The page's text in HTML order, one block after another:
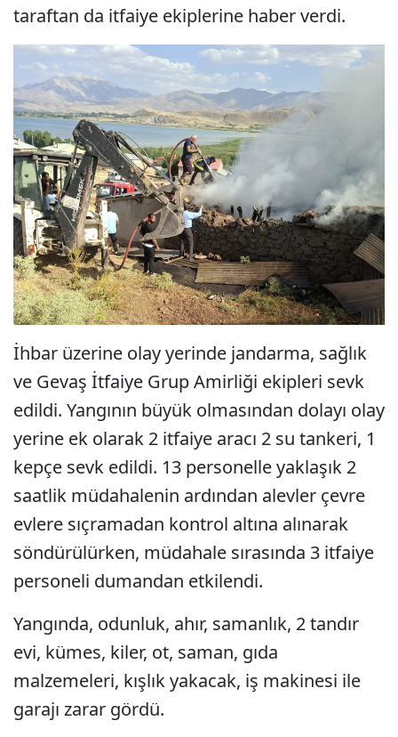
taraftan da itfaiye ekiplerine haber verdi.
İhbar üzerine olay yerinde jandarma, sağlık
ve Gevaş İtfaiye Grup Amirliği ekipleri sevk
edildi. Yangının büyük olmasından dolayı olay
yerine ek olarak 2 itfaiye aracı 2 su tankeri, 1
kepçe sevk edildi. 13 personelle yaklaşık 2
saatlik müdahalenin ardından alevler çevre
evlere sıçramadan kontrol altına alınarak
söndürülürken, müdahale sırasında 3 itfaiye
personeli dumandan etkilendi.
Yangında, odunluk, ahır, samanlık, 2 tandır
evi, kümes, kiler, ot, saman, gıda
malzemeleri, kışlık yakacak, iş makinesi ile
garajı zarar gördü.